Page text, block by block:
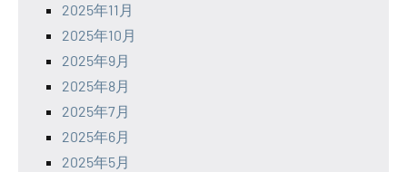
2025年11月
2025年10月
2025年9月
2025年8月
2025年7月
2025年6月
2025年5月